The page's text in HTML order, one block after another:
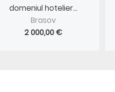
domeniul hotelier...
Brasov
2 000,00 €